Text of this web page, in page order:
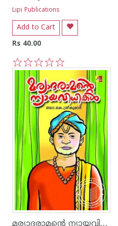
Lipi Publications
Add to Cart
Rs 40.00
5
4
3
2
1